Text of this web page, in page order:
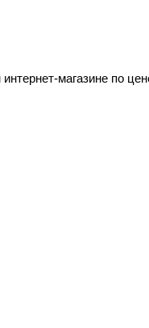
магазине по